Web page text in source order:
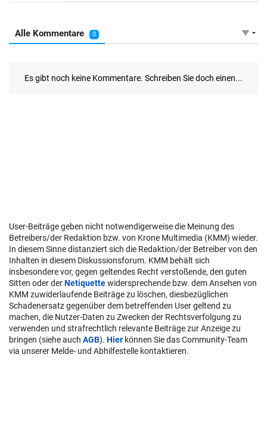
User-Beiträge geben nicht notwendigerweise die Meinung des
Betreibers/der Redaktion bzw. von Krone Multimedia (KMM) wieder.
In diesem Sinne distanziert sich die Redaktion/der Betreiber von den
Inhalten in diesem Diskussionsforum. KMM behält sich
insbesondere vor, gegen geltendes Recht verstoßende, den guten
Sitten oder derNetiquettewidersprechende bzw. dem Ansehen von
KMM zuwiderlaufende Beiträge zu löschen, diesbezüglichen
Schadenersatz gegenüber dem betreffenden User geltend zu
machen, die Nutzer-Daten zu Zwecken der Rechtsverfolgung zu
verwenden und strafrechtlich relevante Beiträge zur Anzeige zu
bringen (siehe auch AGB). Hier können Sie das Community-Team
via unserer Melde- und Abhilfestelle kontaktieren.